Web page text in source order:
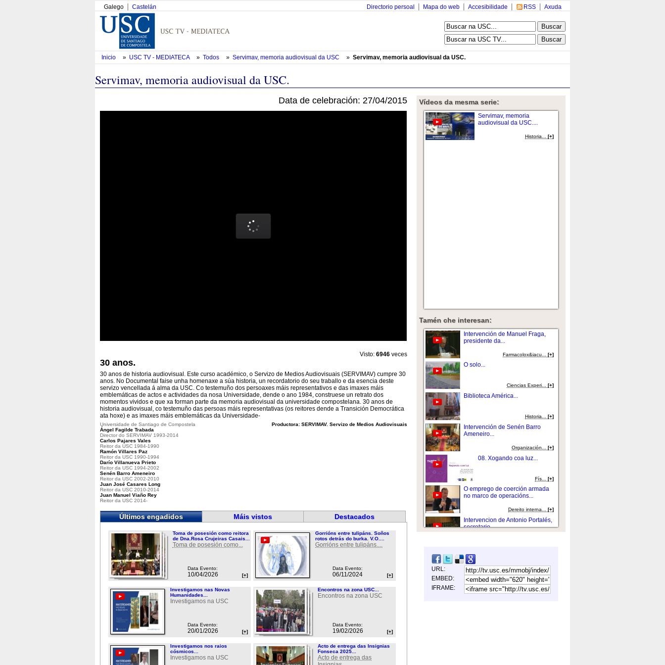
Galego Castelán Axuda
RSS
Accesibilidade
Mapa do web
Directorio persoal
Inicio » USC TV - MEDIATECA » Todos » Servimav, memoria audiovisual da USC » Servimav, memoria audiovisual da USC.
Servimav, memoria audiovisual da USC.
Data de celebración: 27/04/2015
Visto: 6946 veces
30 anos.
30 anos de historia audiovisual. Este curso académico, o Servizo de Medios Audiovisuais (SERVIMAV) cumpre 30
anos. No Documental faise unha homenaxe a súa historia, un recordatorio do seu traballo e da esencia deste
servizo vencellada á alma da USC. Co testemuño dos persoaxes máis representativos e das imaxes máis
emblemáticas de actos e actividades da nosa Universidade, dende o ano 1984, construese un retrato dos
momentos vividos e que xa forman parte da memoria audiovisual da universidade compostelana. 30 anos de
historia audiovisual, co testemuño das persoas máis representativas (os reitores dende a Transición Democrática
ata hoxe) e as imaxes máis emblemáticas da Universidade-
Productora: SERVIMAV. Servizo de Medios Audiovisuais
Universidade de Santiago de Compostela
Ángel Fagilde Trabada
Director do SERVIMAV 1993-2014
Carlos Pajares Vales
Reitor da USC 1984-1990
Ramón Villares Paz
Reitor da USC 1990-1994
Darío Villanueva Prieto
Reitor da USC 1994-2002
Senén Barro Ameneiro
Reitor da USC 2002-2010
Juan José Casares Long
Reitor da USC 2010-2014
Juan Manuel Viaño Rey
Reitor da USC 2014-
Últimos engadidos Máis vistos Destacados
Toma de posesión como reitora
de Dna.Rosa Crujeiras Casais...
Toma de posesión como...
Data Evento:
10/04/2026 [+]
Gorrións entre tulipáns. Soños
rotos detrás do burka. V.O....
Gorrións entre tulipáns....
Data Evento:
06/11/2024 [+]
Investigamos nas Novas
Humanidades...
Investigamos na USC
Data Evento:
20/01/2026 [+]
Encontros na zona USC...
Encontros na zona USC
Data Evento:
19/02/2026 [+]
Investigamos nos raios
cósmicos...
Investigamos na USC
Acto de entrega das Insignias
Fonseca 2025...
Acto de entrega das
Vídeos da mesma serie:
Servimav, memoria
audiovisual da USC....
Historia...[+]
Tamén che interesan:
Intervención de Manuel Fraga,
presidente da...
Farmacolox&iacu...[+]
O solo...
Ciencias Experi... [+]
Biblioteca América...
Historia...[+]
Intervención de Senén Barro
Ameneiro...
Organización...[+]
08. Xogando coa luz...
Fí­s...[+]
O emprego de coerción armada
no marco de operacións...
Dereito interna...[+]
Intervencion de Antonio Portalés,
secretario...
Organización...[+]
Presentación do acto por Arturo
Azcorra Sal...
URL:
EMBED:
IFRAME: